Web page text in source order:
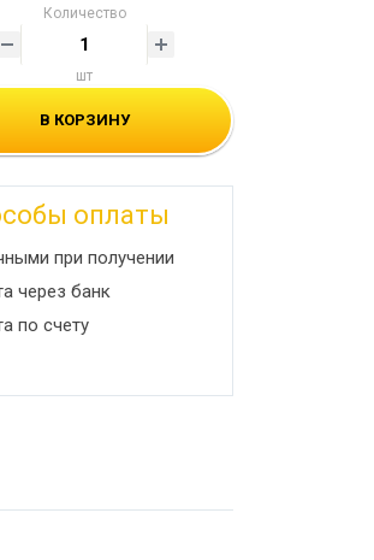
Количество
шт
В КОРЗИНУ
оплаты
при получении
через банк
по счету